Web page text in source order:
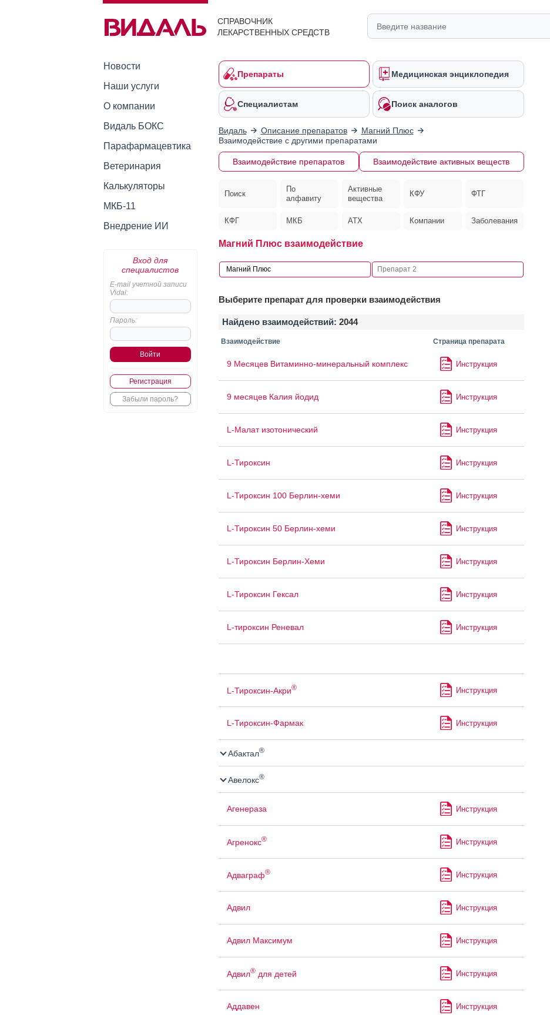
СПРАВОЧНИК
ЛЕКАРСТВЕННЫХ СРЕДСТВ
Новости
Наши услуги
О компании
Видаль БОКС
Парафармацевтика
Ветеринария
Калькуляторы
МКБ-11
Внедрение ИИ
Вход для
специалистов
E-mail учетной записи
Vidal:
Пароль:
Регистрация
Забыли пароль?
Препараты Медицинская энциклопедия
Специалистам Поиск аналогов
Видаль Описание препаратов
Магний Плюс
Взаимодействие с другими препаратами
Взаимодействие препаратов Взаимодействие активных веществ
Поиск
По
алфавиту
Активные
вещества
КФУ ФТГ
КФГ МКБ АТХ Компании Заболевания
Магний Плюс взаимодействие
Выберите препарат для проверки взаимодействия
Найдено взаимодействий: 2044
Взаимодействие Страница препарата
9 Месяцев Витаминно-минеральный комплекс Инструкция
9 месяцев Калия йодид Инструкция
L-Малат изотонический Инструкция
L-Тироксин Инструкция
L-Тироксин 100 Берлин-хеми Инструкция
L-Тироксин 50 Берлин-хеми Инструкция
L-Тироксин Берлин-Хеми Инструкция
L-Тироксин Гексал Инструкция
L-тироксин Реневал Инструкция
L-Тироксин-Акри® Инструкция
L-Тироксин-Фармак Инструкция
Абактал®
Авелокс®
Агенераза Инструкция
Агренокс® Инструкция
Адваграф® Инструкция
Адвил Инструкция
Адвил Максимум Инструкция
Адвил®для детей Инструкция
Аддавен Инструкция